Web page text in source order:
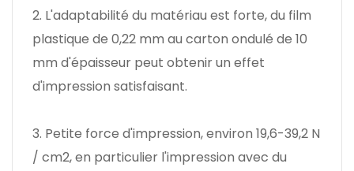
2. L'adaptabilité du matériau est forte, du film
plastique de 0,22 mm au carton ondulé de 10
mm d'épaisseur peut obtenir un effet
d'impression satisfaisant.
3. Petite force d'impression, environ 19,6-39,2 N
/ cm2, en particulier l'impression avec du